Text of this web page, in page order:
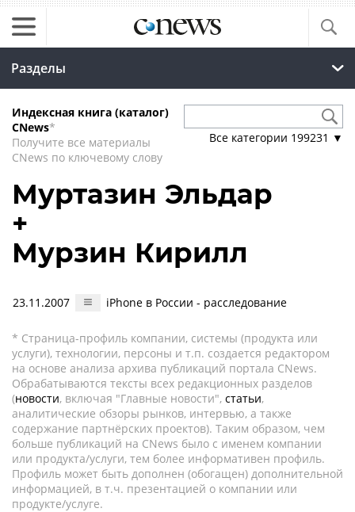
Разделы
Индексная книга (каталог)
CNews*
Получите все материалы
CNews по ключевому слову
Все категории 199231 ▼
Муртазин Эльдар
+
Мурзин Кирилл
23.11.2007 iPhone в России - расследование
* Страница-профиль компании, системы (продукта или
услуги), технологии, персоны и т.п. создается редактором
на основе анализа архива публикаций портала CNews.
Обрабатываются тексты всех редакционных разделов
(новости, включая "Главные новости", статьи,
аналитические обзоры рынков, интервью, а также
содержание партнёрских проектов). Таким образом, чем
больше публикаций на CNews было с именем компании
или продукта/услуги, тем более информативен профиль.
Профиль может быть дополнен (обогащен) дополнительной
информацией, в т.ч. презентацией о компании или
продукте/услуге.